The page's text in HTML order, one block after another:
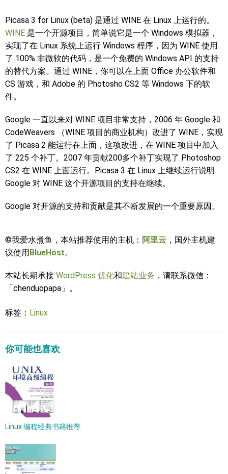
Picasa 3 for Linux (beta) 是通过 WINE 在 Linux 上运行的。
WINE 是一个开源项目，简单说它是一个 Windows 模拟器，
实现了在 Linux 系统上运行 Windows 程序，因为 WINE 使用
了 100% 非微软的代码，是一个免费的 Windows API 的支持
的替代方案。通过 WINE，你可以在上面 Office 办公软件和
CS 游戏，和 Adobe 的 Photosho CS2 等 Windows 下的软
件。
Google 一直以来对 WINE 项目非常支持，2006 年 Google 和
CodeWeavers （WINE 项目的商业机构）改进了 WINE，实现
了 Picasa 2 能运行在上面，这项改进，在 WINE 项目中加入
了 225 个补丁。2007 年贡献200多个补丁实现了 Photoshop
CS2 在 WINE 上面运行。Picasa 3 在 Linux 上继续运行说明
Google 对 WINE 这个开源项目的支持在继续。
Google 对开源的支持和贡献是其不断发展的一个重要原因。
©我爱水煮鱼，本站推荐使用的主机： 阿里云 ，国外主机建
议使用BlueHost。
本站长期承接 WordPress 优化和建站业务 ，请联系微信：
「chenduopapa」。
标签： Linux
你可能也喜欢
Linux 编程经典书籍推荐